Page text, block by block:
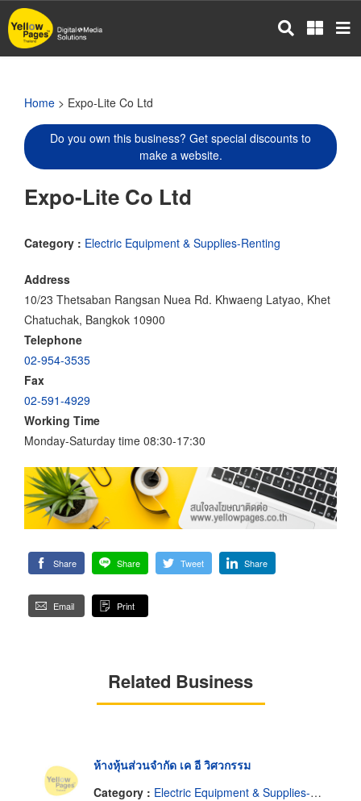
Skip
to
main
Home > Expo-Lite Co Ltd
Do you own this business? Get special discounts to
make a website.
Expo-Lite Co Ltd
Category : Electric Equipment & Supplies-Renting
Address
10/23 Thetsaban Rangsan Nuea Rd. Khwaeng Latyao, Khet
Chatuchak, Bangkok 10900
Telephone
02-954-3535
Fax
02-591-4929
Working Time
Monday-Saturday time 08:30-17:30
Share Share Tweet Share
Email Print
Related Business
ห้างหุ้นส่วนจำกัด เค อี วิศวกรรม
Category : Electric Equipment & Supplies-Renting